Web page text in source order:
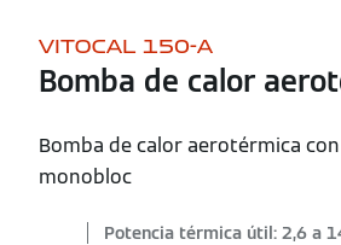
VITOCAL 150-A
Bomba de calor
Bomba de calor aerotérmica
monobloc
Potencia térmica útil: 2,6 a